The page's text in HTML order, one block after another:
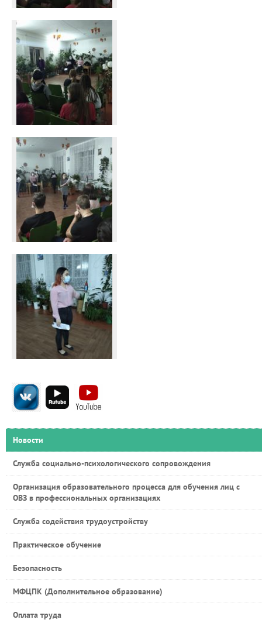
Новости
Служба социально-психологического сопровождения
Организация образовательного процесса для обучения лиц с
ОВЗ в профессиональных организациях
Служба содействия трудоустройству
Практическое обучение
Безопасность
МФЦПК (Дополнительное образование)
Оплата труда